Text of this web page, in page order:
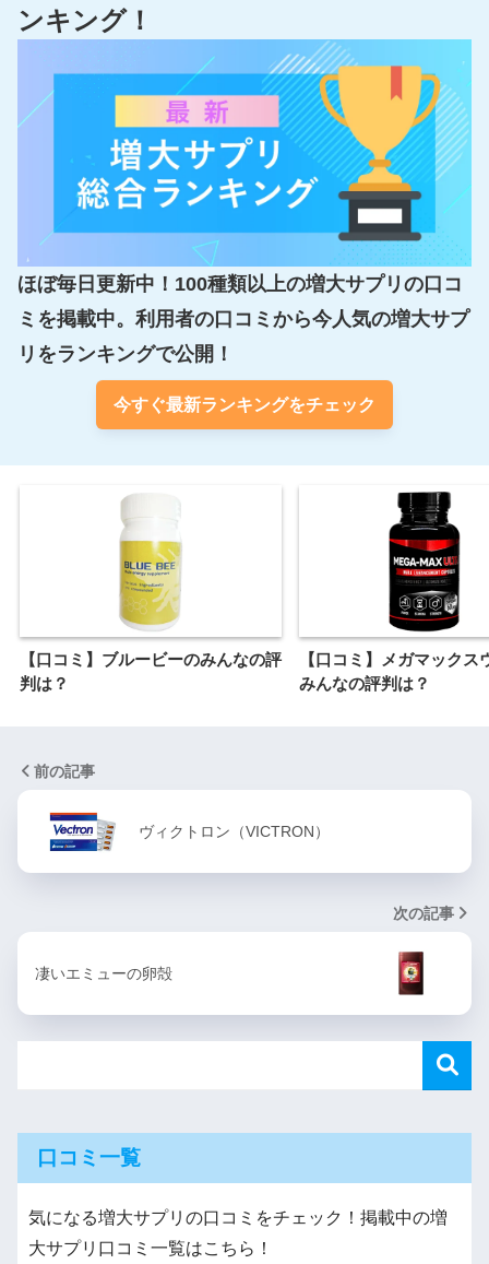
ンキング！
ほぼ毎日更新中！100種類以上の増大サプリの口コ
ミを掲載中。利用者の口コミから今人気の増大サプ
リをランキングで公開！
今すぐ最新ランキングをチェック
【口コミ】ブルービーのみんなの評
判は？
【口コミ】メガマックス
みんなの評判は？
前の記事
ヴィクトロン（VICTRON）
次の記事
凄いエミューの卵殻
口コミ一覧
気になる増大サプリの口コミをチェック！掲載中の増
大サプリ口コミ一覧はこちら！